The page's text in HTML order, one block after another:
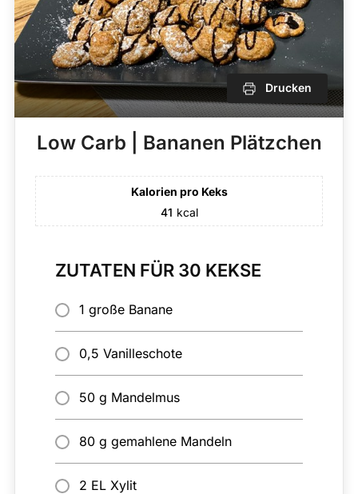
Drucken
Low Carb | Bananen Plätzchen
Kalorien pro Keks
41 kcal
ZUTATEN FÜR 30 KEKSE
1 große Banane
0,5 Vanilleschote
50 g Mandelmus
80 g gemahlene Mandeln
2 EL Xylit